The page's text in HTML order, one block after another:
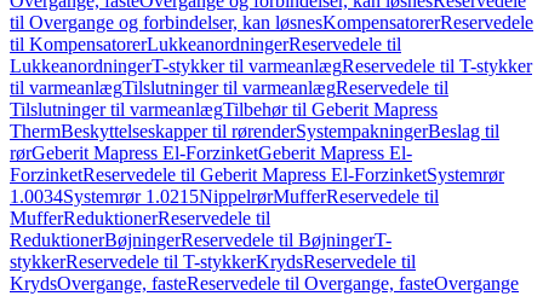
til Overgange og forbindelser, kan løsnesKompensatorerReservedele
til KompensatorerLukkeanordningerReservedele til
LukkeanordningerT-stykker til varmeanlægReservedele til T-stykker
til varmeanlægTilslutninger til varmeanlægReservedele til
Tilslutninger til varmeanlægTilbehør til Geberit Mapress
ThermBeskyttelseskapper til rørenderSystempakningerBeslag til
rørGeberit Mapress El-ForzinketGeberit Mapress El-
ForzinketReservedele til Geberit Mapress El-ForzinketSystemrør
1.0034Systemrør 1.0215NippelrørMufferReservedele til
MufferReduktionerReservedele til
ReduktionerBøjningerReservedele til BøjningerT-
stykkerReservedele til T-stykkerKrydsReservedele til
KrydsOvergange, fasteReservedele til Overgange, fasteOvergange